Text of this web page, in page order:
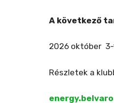
A következő
2026 október 3-
Részletek a